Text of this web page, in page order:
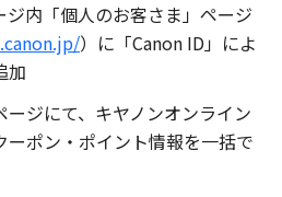
ジ内「個人のお客さま」ページ
）に「Canon ID」によ
加
ージにて、キヤノンオンライン
ーポン・ポイント情報を一括で